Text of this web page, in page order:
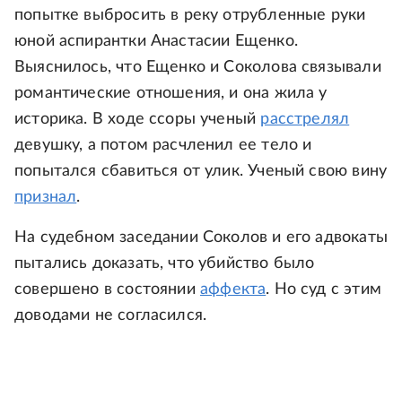
попытке выбросить в реку отрубленные руки
юной аспирантки Анастасии Ещенко.
Выяснилось, что Ещенко и Соколова связывали
романтические отношения, и она жила у
историка. В ходе ссоры ученый расстрелял
девушку, а потом расчленил ее тело и
попытался сбавиться от улик. Ученый свою вину
признал.
На судебном заседании Соколов и его адвокаты
пытались доказать, что убийство было
совершено в состоянии аффекта. Но суд с этим
доводами не согласился.